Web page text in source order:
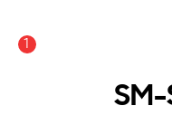
1